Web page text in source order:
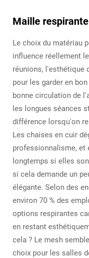
Maille
Le choix du matériau
influence réellement
réunions, l'esthétique
pour les garder en
bonne circulation de
les longues séances
différence lorsqu'on
Les chaises en cuir
professionnalisme, et
longtemps si elles
si cela demande un
élégante. Selon des
environ 70 % des
options respirantes
en restant
cela ? Le mesh
choix pour les salles